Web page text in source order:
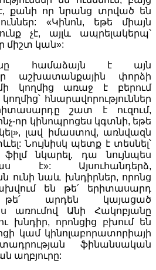
քանի որ նրանց տրված են
«Կինոն, եթե միայն
չէ, այլև ապրելակերպ՝
միշտ կան»:
համաձայն է այն
աշխատանքային փորձի
մի կողմից առաջ է բերում
հնարավորություններ
շատ է ուզում,
որ կինոպրոցես կգտնի, եթե
լավ իմաստով, առնվազն
Նույնիսկ պետք է տեսնել՝
նկարել, դա նույնպես
մաս է»: Այսուհանդերձ,
ունի նաև խնդիրներ, որոնց
են թե՛ երիտասարդ
թե՛ արդեն կայացած
առումով Անի Հակոբյանը
խնդիր, որոնցից բխում են
կամ կինոլաբորատորիայի
ֆինանսական
աղբյուրը: